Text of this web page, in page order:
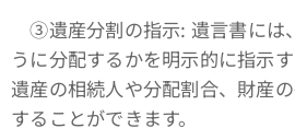
③遺産分割の指示: 遺言書には
うに分配するかを明示的に指示す
遺産の相続人や分配割合、財産
することができます。